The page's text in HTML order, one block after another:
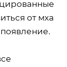
от мха